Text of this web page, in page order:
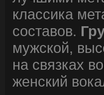
классика
составов.
мужской,
на связках
женский